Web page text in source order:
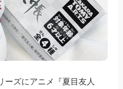
ーズにアニメ『夏目友人